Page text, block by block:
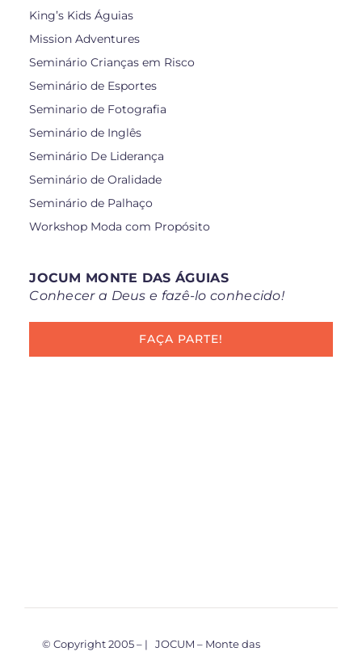
King’s Kids Águias
Mission Adventures
Seminário Crianças em Risco
Seminário de Esportes
Seminario de Fotografia
Seminário de Inglês
Seminário De Liderança
Seminário de Oralidade
Seminário de Palhaço
Workshop Moda com Propósito
JOCUM MONTE DAS ÁGUIAS
Conhecer a Deus e fazê-lo conhecido!
FAÇA PARTE!
© Copyright 2005 – | JOCUM – Monte das